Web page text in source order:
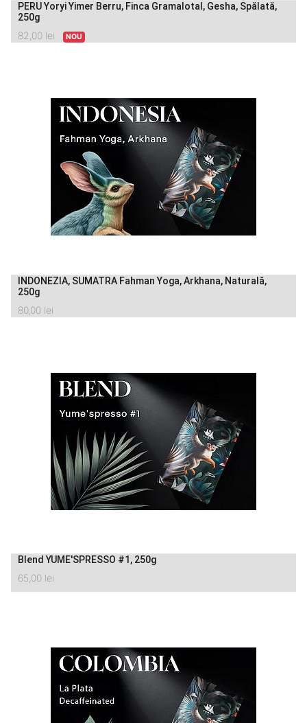
PERU Yoryi Yimer Berru, Finca Gramalotal, Gesha, Spălată,
250g
82,00 lei NOU
INDONEZIA, SUMATRA Fahman Yoga, Arkhana, Naturală,
250g
80,00 lei
Blend YUME'SPRESSO #1, 250g
65,00 lei